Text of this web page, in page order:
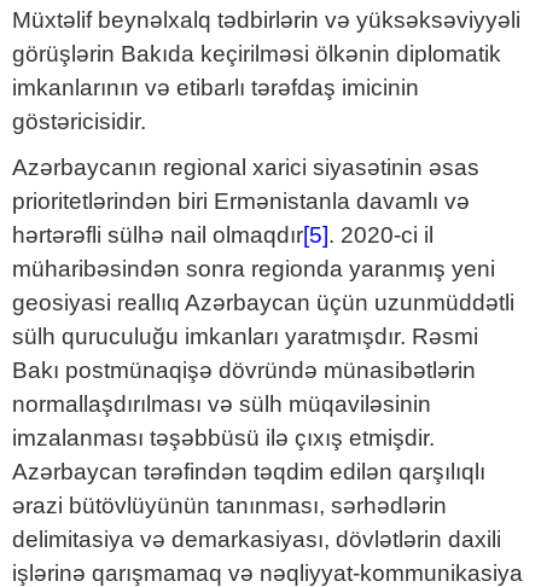
Müxtəlif beynəlxalq tədbirlərin və yüksəksəviyyəli
görüşlərin Bakıda keçirilməsi ölkənin diplomatik
imkanlarının və etibarlı tərəfdaş imicinin
göstəricisidir.
Azərbaycanın regional xarici siyasətinin əsas
prioritetlərindən biri Ermənistanla davamlı və
hərtərəfli sülhə nail olmaqdır[5]. 2020-ci il
müharibəsindən sonra regionda yaranmış yeni
geosiyasi reallıq Azərbaycan üçün uzunmüddətli
sülh quruculuğu imkanları yaratmışdır. Rəsmi
Bakı postmünaqişə dövründə münasibətlərin
normallaşdırılması və sülh müqaviləsinin
imzalanması təşəbbüsü ilə çıxış etmişdir.
Azərbaycan tərəfindən təqdim edilən qarşılıqlı
ərazi bütövlüyünün tanınması, sərhədlərin
delimitasiya və demarkasiyası, dövlətlərin daxili
işlərinə qarışmamaq və nəqliyyat-kommunikasiya